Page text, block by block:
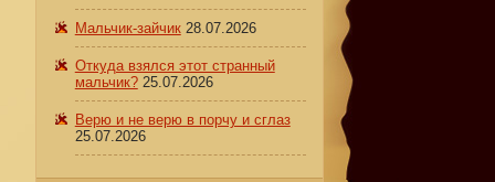
Мальчик-зайчик 28.07.2026
Откуда взялся этот странный
мальчик? 25.07.2026
Верю и не верю в порчу и сглаз
25.07.2026